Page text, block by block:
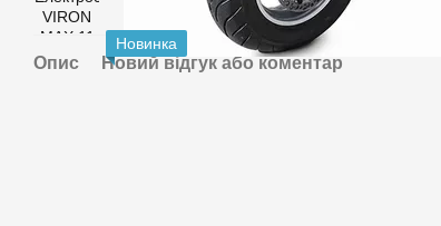
Новинка
Опис Новий відгук або коментар